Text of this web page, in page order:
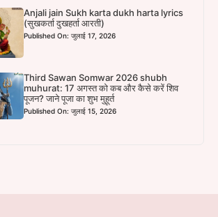
Anjali jain Sukh karta dukh harta lyrics
(सुखकर्ता दुखहर्ता आरती)
Published On: जुलाई 17, 2026
Third Sawan Somwar 2026 shubh
muhurat: 17 अगस्त को कब और कैसे करें शिव
पूजन? जाने पूजा का शुभ मुहूर्त
Published On: जुलाई 15, 2026